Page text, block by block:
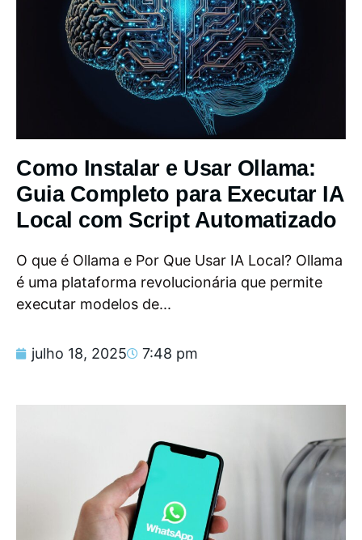
Como Instalar e Usar Ollama:
Guia Completo para Executar IA
Local com Script Automatizado
O que é Ollama e Por Que Usar IA Local? Ollama
é uma plataforma revolucionária que permite
executar modelos de...
julho 18, 2025 7:48 pm